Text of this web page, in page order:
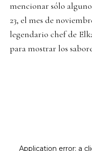
mencionar sólo
23, el mes de
legendario chef de
para mostrar los